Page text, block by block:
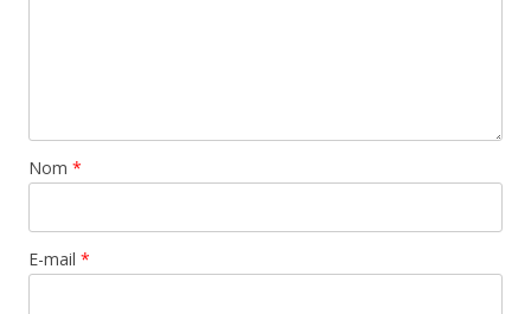
Nom *
E-mail *